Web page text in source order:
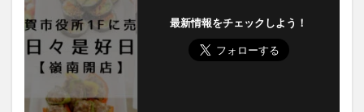
最新情報をチェックしよう！